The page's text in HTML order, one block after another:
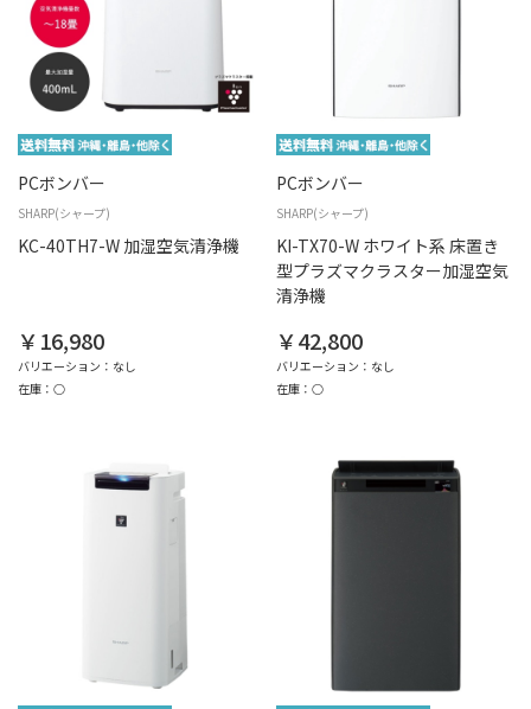
PCボンバー
SHARP(シャープ)
KC-40TH7-W 加湿空気清浄機
￥16,980
バリエーション：なし
在庫：○
PCボンバー
SHARP(シャープ)
KI-TX70-W ホワイト系 床置き
型プラズマクラスター加湿空気
清浄機
￥42,800
バリエーション：なし
在庫：○